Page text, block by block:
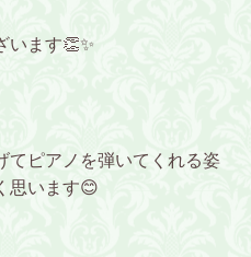
います👏✨
てピアノを弾いてくれる姿
思います😊